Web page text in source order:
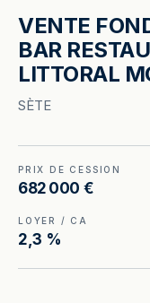
VENTE
BAR
LITTORAL
SÈTE
PRIX DE CESSION
682 000 €
LOYER / CA
2,3 %